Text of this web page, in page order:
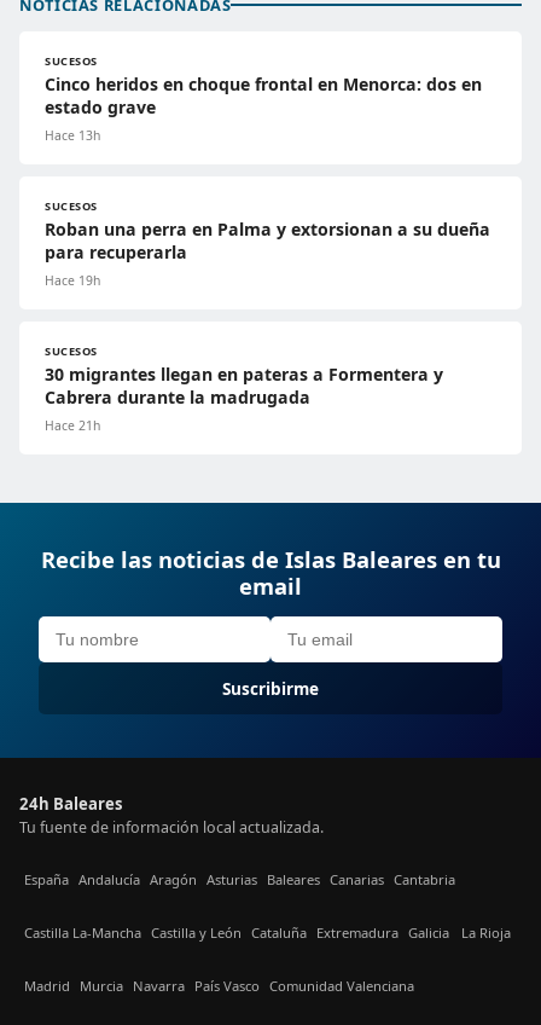
SUCESOS
Cinco heridos en choque frontal en Menorca: dos en
estado grave
Hace 13h
SUCESOS
Roban una perra en Palma y extorsionan a su dueña
para recuperarla
Hace 19h
SUCESOS
30 migrantes llegan en pateras a Formentera y
Cabrera durante la madrugada
Hace 21h
Recibe las noticias de Islas Baleares en tu
email
Suscribirme
24h Baleares
Tu fuente de información local actualizada.
España Andalucía Aragón Asturias Baleares Canarias Cantabria
Castilla La-Mancha Castilla y León Cataluña Extremadura Galicia La Rioja
Madrid Murcia Navarra País Vasco Comunidad Valenciana